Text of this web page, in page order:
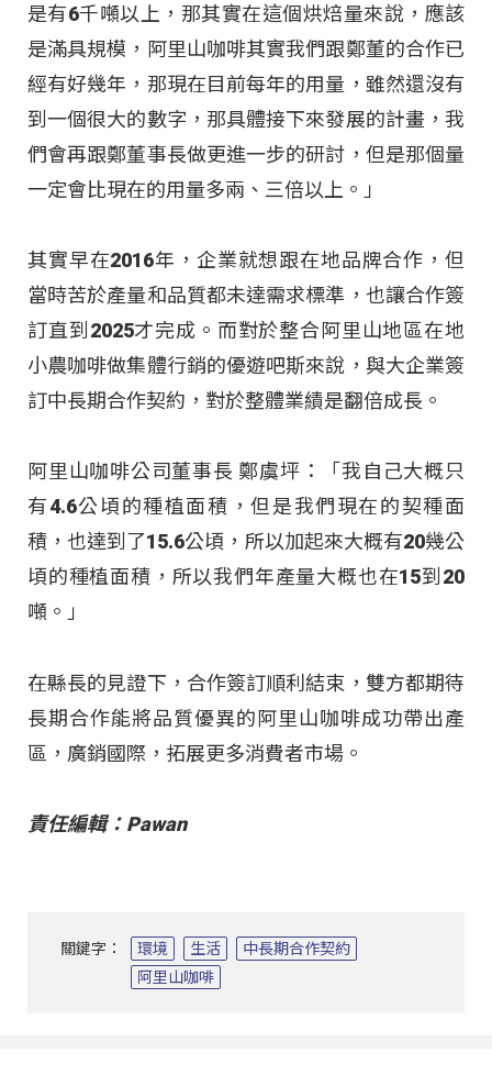
是有6千噸以上，那其實在這個烘焙量來說，應該
是滿具規模，阿里山咖啡其實我們跟鄭董的合作已
經有好幾年，那現在目前每年的用量，雖然還沒有
到一個很大的數字，那具體接下來發展的計畫，我
們會再跟鄭董事長做更進一步的研討，但是那個量
一定會比現在的用量多兩、三倍以上。」
其實早在2016年，企業就想跟在地品牌合作，但
當時苦於產量和品質都未達需求標準，也讓合作簽
訂直到2025才完成。而對於整合阿里山地區在地
小農咖啡做集體行銷的優遊吧斯來說，與大企業簽
訂中長期合作契約，對於整體業績是翻倍成長。
阿里山咖啡公司董事長 鄭虞坪：「我自己大概只
有4.6公頃的種植面積，但是我們現在的契種面
積，也達到了15.6公頃，所以加起來大概有20幾公
頃的種植面積，所以我們年產量大概也在15到20
噸。」
在縣長的見證下，合作簽訂順利結束，雙方都期待
長期合作能將品質優異的阿里山咖啡成功帶出產
區，廣銷國際，拓展更多消費者市場。
責任編輯：Pawan
關鍵字： 環境 生活
中長期合作契約
阿里山咖啡